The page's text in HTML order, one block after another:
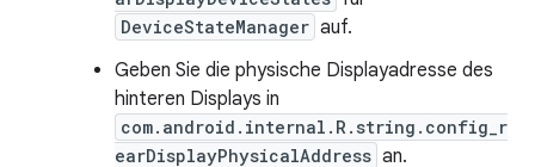
DeviceStateManager auf.
Geben Sie die physische Displayadresse des
hinteren Displays in
com.android.internal.R.string.config_r
earDisplayPhysicalAddress an.